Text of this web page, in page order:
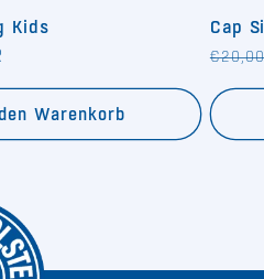
Kids
Warenkorb
Cap